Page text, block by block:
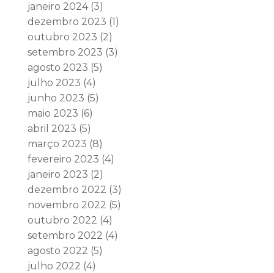
janeiro 2024(3)
dezembro 2023 (1)
outubro 2023 (2)
setembro 2023 (3)
agosto 2023 (5)
julho 2023 (4)
junho 2023 (5)
maio 2023 (6)
abril 2023 (5)
março 2023 (8)
fevereiro 2023 (4)
janeiro 2023 (2)
dezembro 2022 (3)
novembro 2022 (5)
outubro 2022 (4)
setembro 2022 (4)
agosto 2022 (5)
julho 2022 (4)